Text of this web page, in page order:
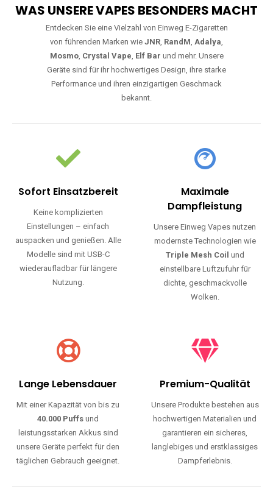
WAS UNSERE VAPES BESONDERS MACHT
Entdecken Sie eine Vielzahl von Einweg E-Zigaretten
von führenden Marken wie JNR, RandM, Adalya,
Mosmo, Crystal Vape, Elf Bar und mehr. Unsere
Geräte sind für ihr hochwertiges Design, ihre starke
Performance und ihren einzigartigen Geschmack
bekannt.
Sofort Einsatzbereit
Keine komplizierten
Einstellungen – einfach
auspacken und genießen. Alle
Modelle sind mit USB-C
wiederaufladbar für längere
Nutzung.
Maximale
Dampfleistung
Unsere Einweg Vapes nutzen
modernste Technologien wie
Triple Mesh Coil und
einstellbare Luftzufuhr für
dichte, geschmackvolle
Wolken.
Lange Lebensdauer
Mit einer Kapazität von bis zu
40.000 Puffs und
leistungsstarken Akkus sind
unsere Geräte perfekt für den
täglichen Gebrauch geeignet.
Premium-Qualität
Unsere Produkte bestehen aus
hochwertigen Materialien und
garantieren ein sicheres,
langlebiges und erstklassiges
Dampferlebnis.